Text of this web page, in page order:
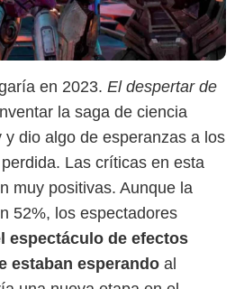
en 2023. El despertar de
la saga de ciencia
dio algo de esperanzas a los
Las críticas en esta
muy positivas. Aunque la
52%, los espectadores
espectáculo de efectos
estaban esperando al